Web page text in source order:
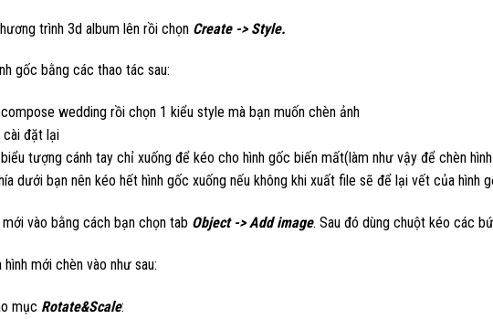
trình 3d album lên rồi chọn Create -> Style.
gốc bằng các thao tác sau:
wedding rồi chọn 1 kiểu style mà bạn muốn chèn ảnh
cài đặt lại
tượng cánh tay chỉ xuống để kéo cho hình gốc biến mất(làm như vậy để chèn
dưới bạn nên kéo hết hình gốc xuống nếu không khi xuất file sẽ để lại vết của hình
mới vào bằng cách bạn chọn tab Object -> Add image. Sau đó dùng chuột kéo các
mới chèn vào như sau:
mục Rotate&Scale: